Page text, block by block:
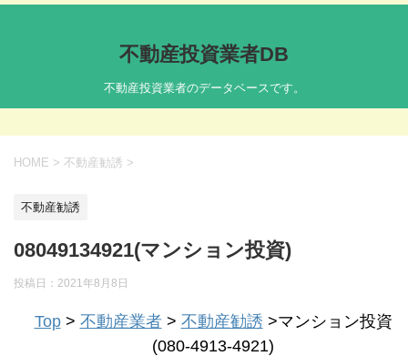
不動産投資業者DB
不動産投資業者のデータベースです。
HOME > 不動産勧誘 >
不動産勧誘
08049134921(マンション投資)
投稿日： 2021年8月8日
Top> 不動産業者> 不動産勧誘 >マンション投資
(080-4913-4921)